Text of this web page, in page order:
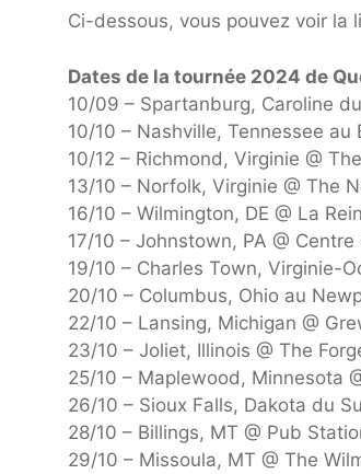
Ci-dessous, vous pouvez voir la
Dates de la tournée 2024 de
10/09 – Spartanburg, Caroline
10/10 – Nashville, Tennessee au
10/12 – Richmond, Virginie @
13/10 – Norfolk, Virginie @ The
16/10 – Wilmington, DE @ La
17/10 – Johnstown, PA @
19/10 – Charles Town, Virginie-
20/10 – Columbus, Ohio au
22/10 – Lansing, Michigan @
23/10 – Joliet, Illinois @ The
25/10 – Maplewood, Minnesota
26/10 – Sioux Falls, Dakota du
28/10 – Billings, MT @ Pub
29/10 – Missoula, MT @ The